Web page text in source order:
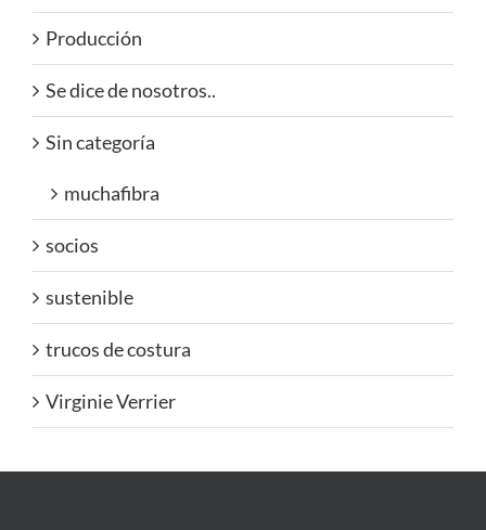
Producción
Se dice de nosotros..
Sin categoría
muchafibra
socios
sustenible
trucos de costura
Virginie Verrier